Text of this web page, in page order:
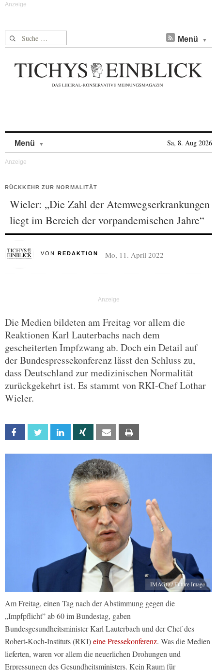
Suche nach: Menü
Menü Sa, 8. Aug 2026
RÜCKKEHR ZUR NORMALITÄT
Wieler: „Die Zahl der Atemwegserkrankungen
liegt im Bereich der vorpandemischen Jahre“
VON REDAKTION Mo, 11. April 2022
Die Medien bildeten am Freitag vor allem die
Reaktionen Karl Lauterbachs nach dem
gescheiterten Impfzwang ab. Doch ein Detail auf
der Bundespressekonferenz lässt den Schluss zu,
dass Deutschland zur medizinischen Normalität
zurückgekehrt ist. Es stammt von RKI-Chef Lothar
Wieler.
Facebook Twitter Linkedin Xing Email
IMAGO / Future Image
Am Freitag, einen Tag nach der Abstimmung gegen die
„Impfpflicht” ab 60 im Bundestag, gaben
Bundesgesundheitsminister Karl Lauterbach und der Chef des
Robert-Koch-Instituts (RKI)eine Pressekonferenz. Was die Medien
lieferten, waren vor allem die neuerlichen Drohungen und
Erpressungen des Gesundheitsministers. Kein Raum für